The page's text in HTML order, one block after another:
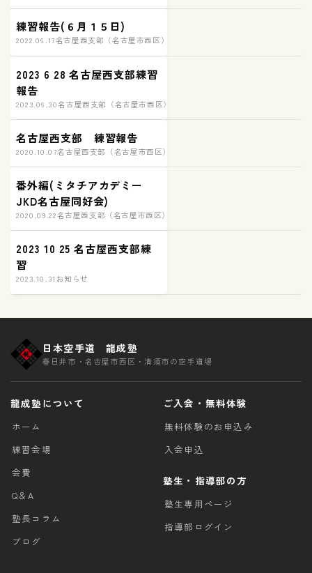
練習報告(６月１５日)
2022.06.17名古屋西支部（名古屋市西区）練習の様子
2023 6 28 名古屋西支部練習
報告
2023.06.30名古屋西支部（名古屋市西区）練習の様子
名古屋西支部 練習報告
2020.10.07名古屋西支部（名古屋市西区）練習の様子
番外編(ミタチアカデミー
JKD名古屋同好会)
2020.09.22名古屋西支部（名古屋市西区）練習の様子
2023 10 25 名古屋西支部練
習
2023.10.31 お知らせ
日本空手道 龍成塾
春日井市・名古屋市西区・清須市の空手道場
龍成塾について
ホーム
練習会場
会費
Q＆A
塾長コラム
ブログ
ご入会・無料体験
無料体験のお申込み
入会申込
塾生・指導部の方
塾生専用ページ
指導部ログイン